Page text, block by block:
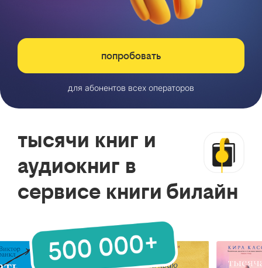
попробовать
для абонентов всех операторов
тысячи книг и
аудиокниг в
сервисе книги билайн